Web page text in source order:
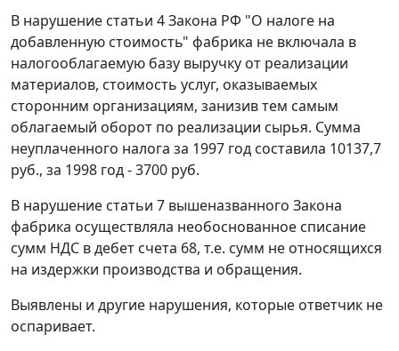
В нарушение статьи 4Закона РФ "О налоге на
добавленную стоимость" фабрика не включала в
налогооблагаемую базу выручку от реализации
материалов, стоимость услуг, оказываемых
сторонним организациям, занизив тем самым
облагаемый оборот по реализации сырья. Сумма
неуплаченного налога за 1997 год составила 10137,7
руб., за 1998 год - 3700 руб.
В нарушение статьи 7 вышеназванного Закона
фабрика осуществляла необоснованное списание
сумм НДС в дебет счета 68, т.е. сумм не относящихся
на издержки производства и обращения.
Выявлены и другие нарушения, которые ответчик не
оспаривает.